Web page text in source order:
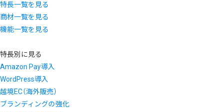
特長一覧を見る
商材一覧を見る
機能一覧を見る
特長別に見る
Amazon Pay導入
WordPress導入
越境EC（海外販売）
ブランディングの強化